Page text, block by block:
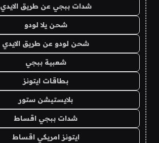
شدات ببجي عن طريق الايدي
شحن يلا لودو
شحن لودو عن طريق الايدي
شعبية ببجي
بطاقات ايتونز
بلايستيشن ستور
شدات ببجي اقساط
ايتونز امريكي اقساط